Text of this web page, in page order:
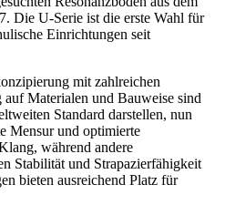
Die U-Serie ist die erste Wahl für
Einrichtungen seit
mit zahlreichen
Materialen und Bauweise sind
Standard darstellen, nun
Mensur und optimierte
während andere
Stabilität und Strapazierfähigkeit
bieten ausreichend Platz für